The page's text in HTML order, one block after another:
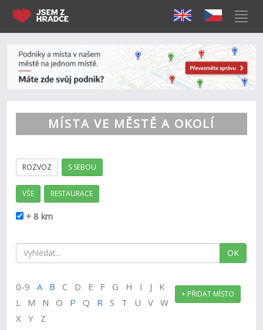
MÍSTA VE MĚSTĚ A OKOLÍ
ROZVOZ S SEBOU
VŠE RESTAURACE
+ 8 km
OK
+ PŘIDAT MÍSTO
0-9A B C D E F G H I J K
L M N O P Q R S T U V W
X Y Z